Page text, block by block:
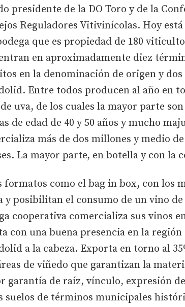
presidente de la DO Toro y de la
Reguladores Vitivinícolas. Hoy
que es propiedad de 180
en aproximadamente diez
en la denominación de origen y
Entre todos producen al año en
uva, de los cuales la mayor parte
de edad de 40 y 50 años y mucho
más de dos millones y medio
La mayor parte, en botella y con la
formatos como el bag in box, con los
y posibilitan el consumo de un vino
cooperativa comercializa sus vinos
con una buena presencia en la
a la cabeza. Exporta en torno al
de viñedo que garantizan la
garantía de raíz, vínculo, expresión
suelos de términos municipales